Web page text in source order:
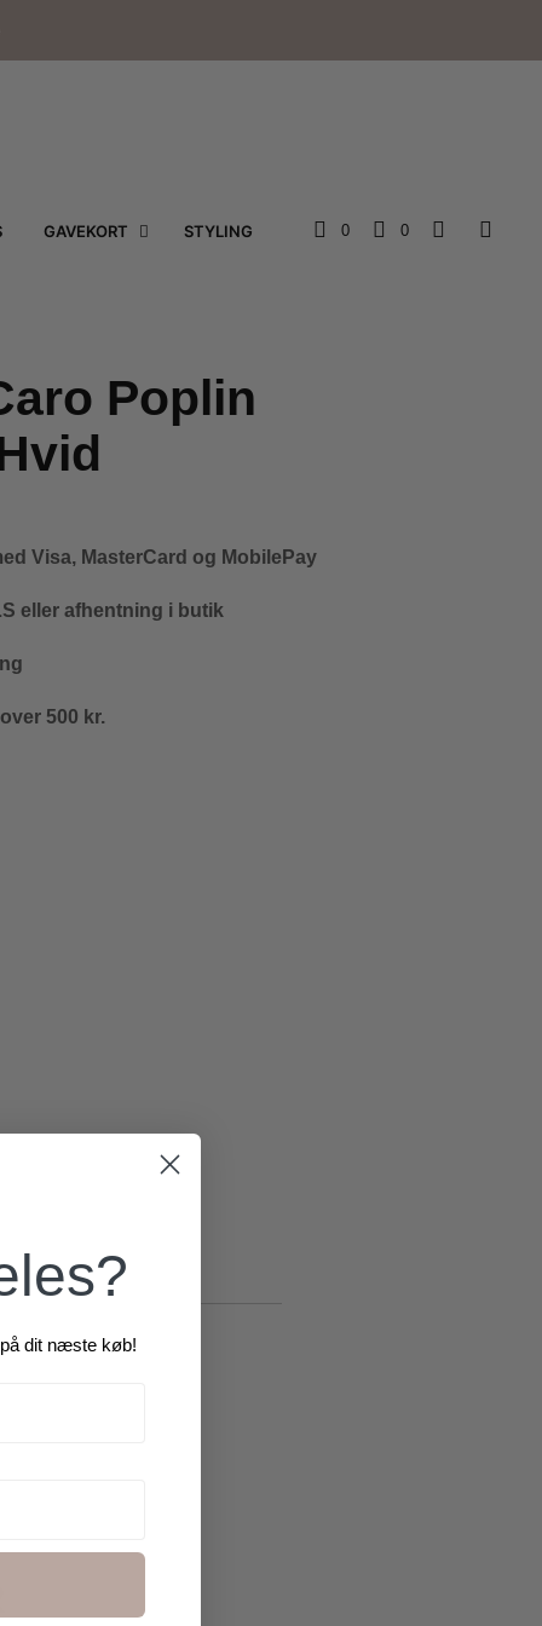
GAVEKORT STYLING 0 0
Poplin
Visa, MasterCard og MobilePay
eller afhentning i butik
500 kr.
dit næste køb!